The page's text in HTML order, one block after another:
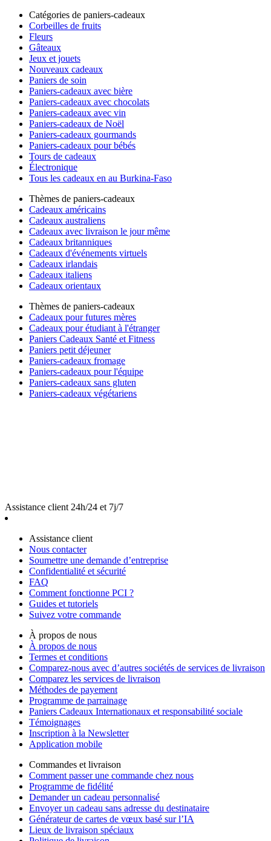
Catégories de paniers-cadeaux
Corbeilles de fruits
Fleurs
Gâteaux
Jeux et jouets
Nouveaux cadeaux
Paniers de soin
Paniers-cadeaux avec bière
Paniers-cadeaux avec chocolats
Paniers-cadeaux avec vin
Paniers-cadeaux de Noël
Paniers-cadeaux gourmands
Paniers-cadeaux pour bébés
Tours de cadeaux
Électronique
Tous les cadeaux en au Burkina-Faso
Thèmes de paniers-cadeaux
Cadeaux américains
Cadeaux australiens
Cadeaux avec livraison le jour même
Cadeaux britanniques
Cadeaux d'événements virtuels
Cadeaux irlandais
Cadeaux italiens
Cadeaux orientaux
Thèmes de paniers-cadeaux
Cadeaux pour futures mères
Cadeaux pour étudiant à l'étranger
Paniers Cadeaux Santé et Fitness
Paniers petit déjeuner
Paniers-cadeaux fromage
Paniers-cadeaux pour l'équipe
Paniers-cadeaux sans gluten
Paniers-cadeaux végétariens
Assistance client 24h/24 et 7j/7
Assistance client
Nous contacter
Soumettre une demande d’entreprise
Confidentialité et sécurité
FAQ
Comment fonctionne PCI ?
Guides et tutoriels
Suivez votre commande
À propos de nous
À propos de nous
Termes et conditions
Comparez-nous avec d’autres sociétés de services de livraison
Comparez les services de livraison
Méthodes de payement
Programme de parrainage
Paniers Cadeaux Internationaux et responsabilité sociale
Témoignages
Inscription à la Newsletter
Application mobile
Commandes et livraison
Comment passer une commande chez nous
Programme de fidélité
Demander un cadeau personnalisé
Envoyer un cadeau sans adresse du destinataire
Générateur de cartes de vœux basé sur l’IA
Lieux de livraison spéciaux